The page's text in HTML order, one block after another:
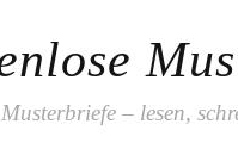
– lesen,